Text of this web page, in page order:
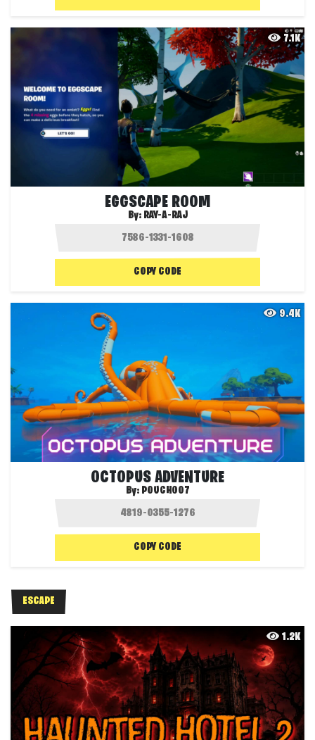
7.1K
EGGSCAPE ROOM
By: RAY-A-RAJ
COPY CODE
9.4K
OCTOPUS ADVENTURE
By: POUCH007
COPY CODE
ESCAPE
1.2K